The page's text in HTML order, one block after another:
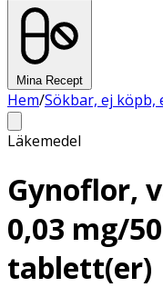
Mina Recept
Hem/Sökbar, ej köpb,
Läkemedel
Gynoflor,
0,03 mg/
tablett(er)